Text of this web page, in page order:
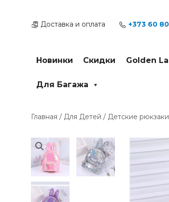
содержимомуДоставка и оплата +373 60
Новинки Скидки Golden
Для Багажа
Главная / Для Детей / Детские